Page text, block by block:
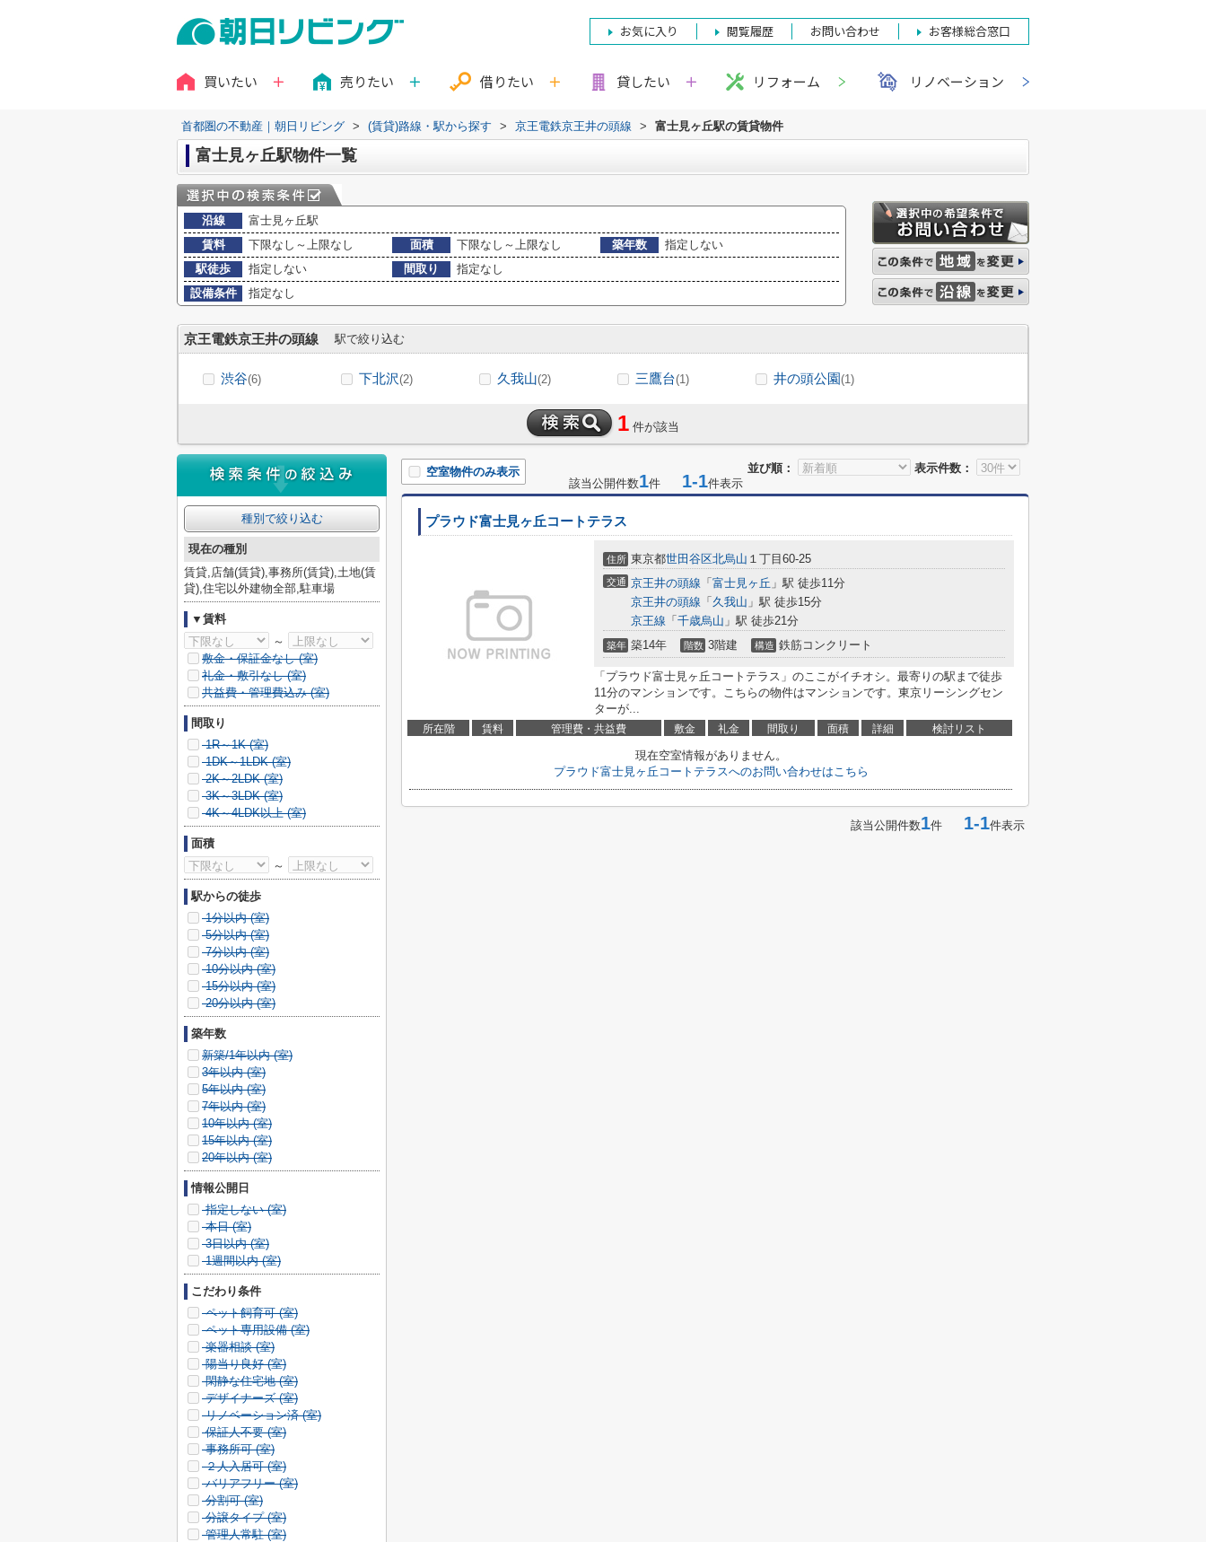
お気に入り 閲覧履歴 お問い合わせ お客様総合窓口
買いたい 売りたい 借りたい 貸したい リフォーム リノベーション
首都圏の不動産｜朝日リビング > (賃貸)路線・駅から探す > 京王電鉄京王井の頭線 > 富士見ヶ丘駅の賃貸物件
富士見ヶ丘駅物件一覧
沿線
富士見ヶ丘駅
賃料
下限なし～上限なし 面積 下限なし～上限なし 築年数
指定しない
駅徒歩
指定しない 間取り
指定なし
設備条件
指定なし
京王電鉄京王井の頭線 駅で絞り込む
渋谷(6) 下北沢(2) 久我山(2) 三鷹台(1) 井の頭公園(1)
1 件が該当
並び順： 表示件数：
空室物件のみ表示
該当公開件数1件 1-1件表示
プラウド富士見ヶ丘コートテラス
住所 東京都世田谷区北烏山 １丁目60-25
交通 京王井の頭線 「 富士見ヶ丘 」駅 徒歩11分
京王井の頭線 「 久我山 」駅 徒歩15分
京王線 「 千歳烏山 」駅 徒歩21分
築年 築14年 階数 3階建 構造 鉄筋コンクリート
「プラウド富士見ヶ丘コートテラス」のここがイチオシ。最寄りの駅まで徒歩
11分のマンションです。こちらの物件はマンションです。東京リーシングセン
ターが...
所在階 賃料 管理費・共益費 敷金 礼金 間取り 面積 詳細 検討リスト
現在空室情報がありません。
プラウド富士見ヶ丘コートテラスへのお問い合わせはこちら
該当公開件数1件 1-1件表示
種別で絞り込む
現在の種別
賃貸,店舗(賃貸),事務所(賃貸),土地(賃
貸),住宅以外建物全部,駐車場
▼賃料
～
敷金・保証金なし (室)
礼金・敷引なし (室)
共益費・管理費込み (室)
間取り
1R～1K (室)
1DK～1LDK (室)
2K～2LDK (室)
3K～3LDK (室)
4K～4LDK以上 (室)
面積
～
駅からの徒歩
1分以内 (室)
5分以内 (室)
7分以内 (室)
10分以内 (室)
15分以内 (室)
20分以内 (室)
築年数
新築/1年以内 (室)
3年以内 (室)
5年以内 (室)
7年以内 (室)
10年以内 (室)
15年以内 (室)
20年以内 (室)
情報公開日
指定しない (室)
本日 (室)
3日以内 (室)
1週間以内 (室)
こだわり条件
ペット飼育可 (室)
ペット専用設備 (室)
楽器相談 (室)
陽当り良好 (室)
閑静な住宅地 (室)
デザイナーズ (室)
リノベーション済 (室)
保証人不要 (室)
事務所可 (室)
２人入居可 (室)
バリアフリー (室)
分割可 (室)
分譲タイプ (室)
管理人常駐 (室)